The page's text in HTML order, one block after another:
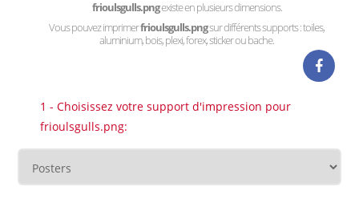
frioulsgulls.pngexiste en plusieurs dimensions.
Vous pouvez imprimerfrioulsgulls.pngsur différents supports : toiles,
aluminium, bois, plexi, forex, sticker ou bache.
1 - Choisissez votre support d'impression pour
frioulsgulls.png: